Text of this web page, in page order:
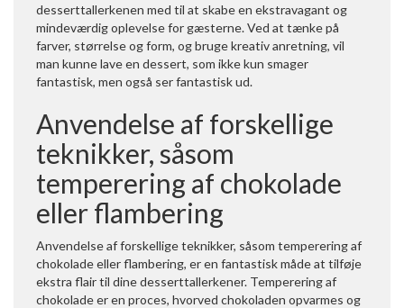
desserttallerkenen med til at skabe en ekstravagant og
mindeværdig oplevelse for gæsterne. Ved at tænke på
farver, størrelse og form, og bruge kreativ anretning, vil
man kunne lave en dessert, som ikke kun smager
fantastisk, men også ser fantastisk ud.
Anvendelse af forskellige
teknikker, såsom
temperering af chokolade
eller flambering
Anvendelse af forskellige teknikker, såsom temperering af
chokolade eller flambering, er en fantastisk måde at tilføje
ekstra flair til dine desserttallerkener. Temperering af
chokolade er en proces, hvorved chokoladen opvarmes og